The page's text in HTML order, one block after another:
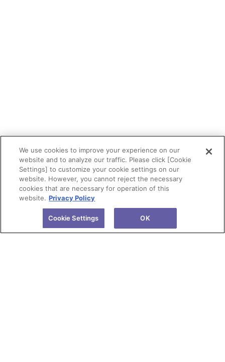
We use cookies to improve your experience on our
website and to analyze our traffic. Please click [Cookie
Settings] to customize your cookie settings on our
website. However, you cannot reject the necessary
cookies that are necessary for operation of this
website. Privacy Policy
Cookie Settings OK